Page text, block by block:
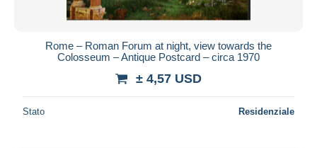
Rome – Roman Forum at night, view towards the
Colosseum – Antique Postcard – circa 1970
± 4,57 USD
Stato Residenziale